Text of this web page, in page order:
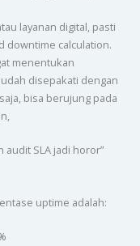
layanan digital, pasti
downtime calculation.
menentukan
disepakati dengan
bisa berujung pada
SLA jadi horor”
uptime adalah: